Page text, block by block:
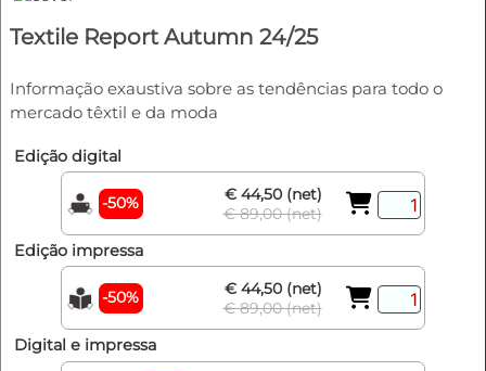
Textile Report Autumn 24/25
Informação exaustiva sobre as tendências para todo o
mercado têxtil e da moda
Edição digital
-50%
€ 44,50 (net)
€ 89,00 (net)
Edição impressa
-50%
€ 44,50 (net)
€ 89,00 (net)
Digital e impressa